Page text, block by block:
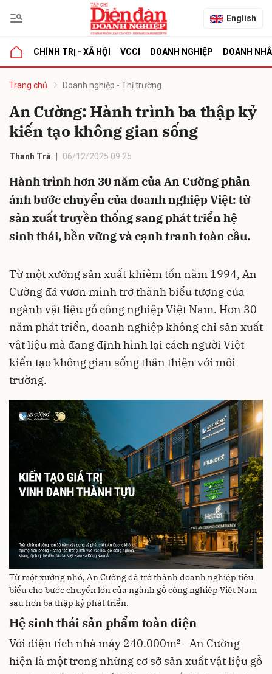
English
CHÍNH TRỊ - XÃ HỘI VCCI DOANH NGHIỆP DOANH
Trang chủ Doanh nghiệp - Thị trường
An Cường: Hành trình ba thập kỷ
kiến tạo không gian sống
Thanh Trà 06/12/2025 09:25
Hành trình hơn 30 năm của An Cường phản
ánh bước chuyển của doanh nghiệp Việt: từ
sản xuất truyền thống sang phát triển hệ
sinh thái, bền vững và cạnh tranh toàn cầu.
Từ một xưởng sản xuất khiêm tốn năm 1994, An
Cường đã vươn mình trở thành biểu tượng của
ngành vật liệu gỗ công nghiệp Việt Nam. Hơn 30
năm phát triển, doanh nghiệp không chỉ sản xuất
vật liệu mà đang định hình lại cách người Việt
kiến tạo không gian sống thân thiện với môi
trường.
Từ một xưởng nhỏ, An Cường đã trở thành doanh nghiệp tiêu
biểu cho bước chuyển lớn của ngành gỗ công nghiệp Việt Nam
sau hơn ba thập kỷ phát triển.
Hệ sinh thái sản phẩm toàn diện
Với diện tích nhà máy 240.000m² - An Cường
hiện là một trong những cơ sở sản xuất vật liệu gỗ
luận
Hủy